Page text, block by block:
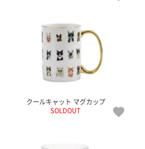
クールキャット マグカップ
SOLDOUT